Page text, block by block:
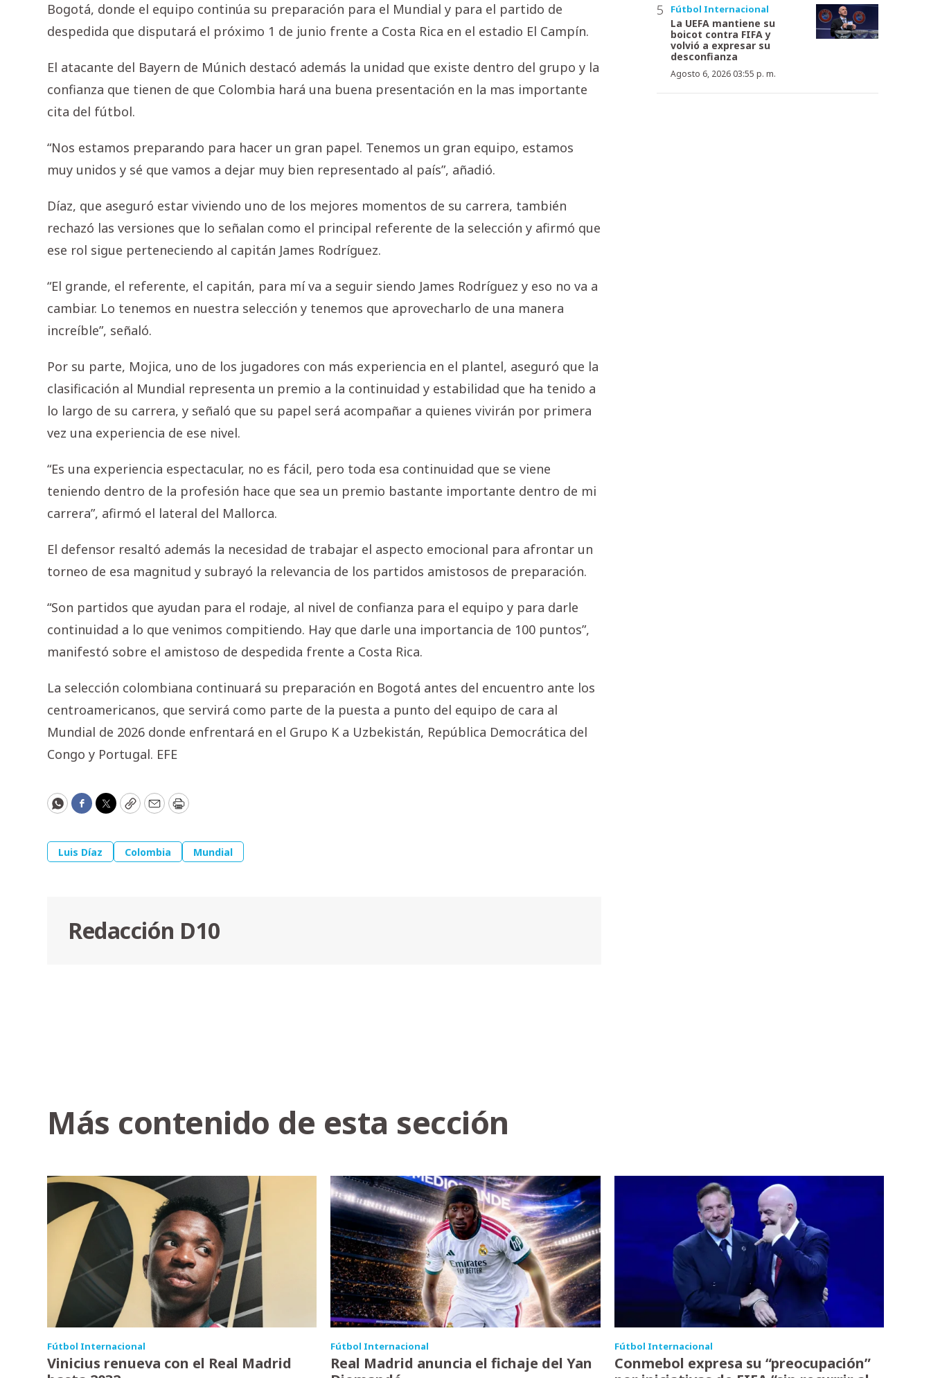
Bogotá, donde el equipo continúa su preparación para el Mundial y para el partido de
despedida que disputará el próximo 1 de junio frente a Costa Rica en el estadio El Campín.
El atacante del Bayern de Múnich destacó además la unidad que existe dentro del grupo y la
confianza que tienen de que Colombia hará una buena presentación en la mas importante
cita del fútbol.
“Nos estamos preparando para hacer un gran papel. Tenemos un gran equipo, estamos
muy unidos y sé que vamos a dejar muy bien representado al país”, añadió.
Díaz, que aseguró estar viviendo uno de los mejores momentos de su carrera, también
rechazó las versiones que lo señalan como el principal referente de la selección y afirmó que
ese rol sigue perteneciendo al capitán James Rodríguez.
“El grande, el referente, el capitán, para mí va a seguir siendo James Rodríguez y eso no va a
cambiar. Lo tenemos en nuestra selección y tenemos que aprovecharlo de una manera
increíble”, señaló.
Por su parte, Mojica, uno de los jugadores con más experiencia en el plantel, aseguró que la
clasificación al Mundial representa un premio a la continuidad y estabilidad que ha tenido a
lo largo de su carrera, y señaló que su papel será acompañar a quienes vivirán por primera
vez una experiencia de ese nivel.
“Es una experiencia espectacular, no es fácil, pero toda esa continuidad que se viene
teniendo dentro de la profesión hace que sea un premio bastante importante dentro de mi
carrera”, afirmó el lateral del Mallorca.
El defensor resaltó además la necesidad de trabajar el aspecto emocional para afrontar un
torneo de esa magnitud y subrayó la relevancia de los partidos amistosos de preparación.
“Son partidos que ayudan para el rodaje, al nivel de confianza para el equipo y para darle
continuidad a lo que venimos compitiendo. Hay que darle una importancia de 100 puntos”,
manifestó sobre el amistoso de despedida frente a Costa Rica.
La selección colombiana continuará su preparación en Bogotá antes del encuentro ante los
centroamericanos, que servirá como parte de la puesta a punto del equipo de cara al
Mundial de 2026 donde enfrentará en el Grupo K a Uzbekistán, República Democrática del
Congo y Portugal. EFE
WhatsApp
Facebook
Twitter
CopyEmailPrint
Luis Díaz Colombia Mundial
Redacción D10
Fútbol Internacional
La UEFA mantiene su
boicot contra FIFA y
volvió a expresar su
desconfianza
Agosto 6, 2026 03:55 p. m.
Más contenido de esta sección
Fútbol Internacional
Vinicius renueva con el Real Madrid
Fútbol Internacional
Real Madrid anuncia el fichaje del Yan
Fútbol Internacional
Conmebol expresa su “preocupación”